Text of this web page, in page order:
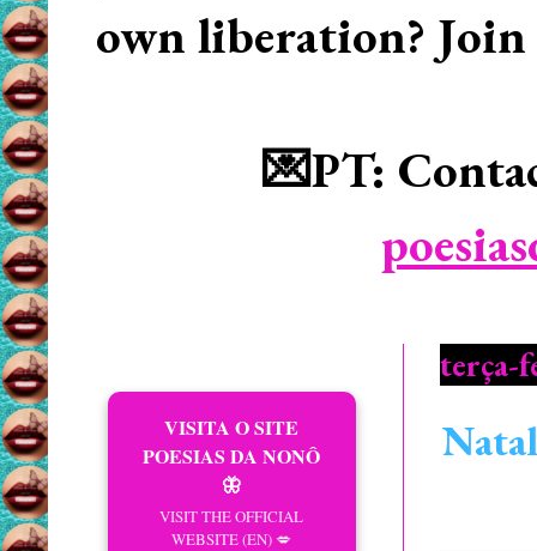
own liberation? Join
💌PT:
terça-
VISITA O SITE
POESIAS DA NONÔ
🦋
VISIT THE OFFICIAL
WEBSITE (EN) 💋